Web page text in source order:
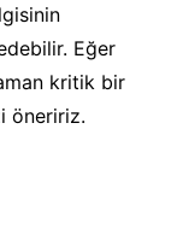
Eğer
kritik bir
öneririz.